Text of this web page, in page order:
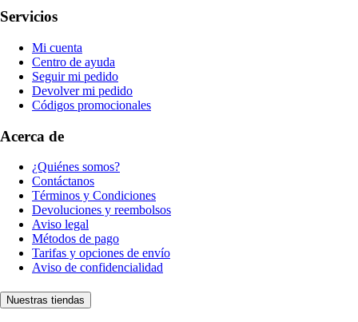
Servicios
Mi cuenta
Centro de ayuda
Seguir mi pedido
Devolver mi pedido
Códigos promocionales
Acerca de
¿Quiénes somos?
Contáctanos
Términos y Condiciones
Devoluciones y reembolsos
Aviso legal
Métodos de pago
Tarifas y opciones de envío
Aviso de confidencialidad
Nuestras tiendas